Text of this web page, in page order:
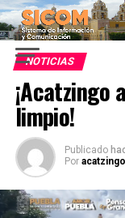
NOTICIAS
¡Acatzingo
limpio!
Publicado
Por acatzingo